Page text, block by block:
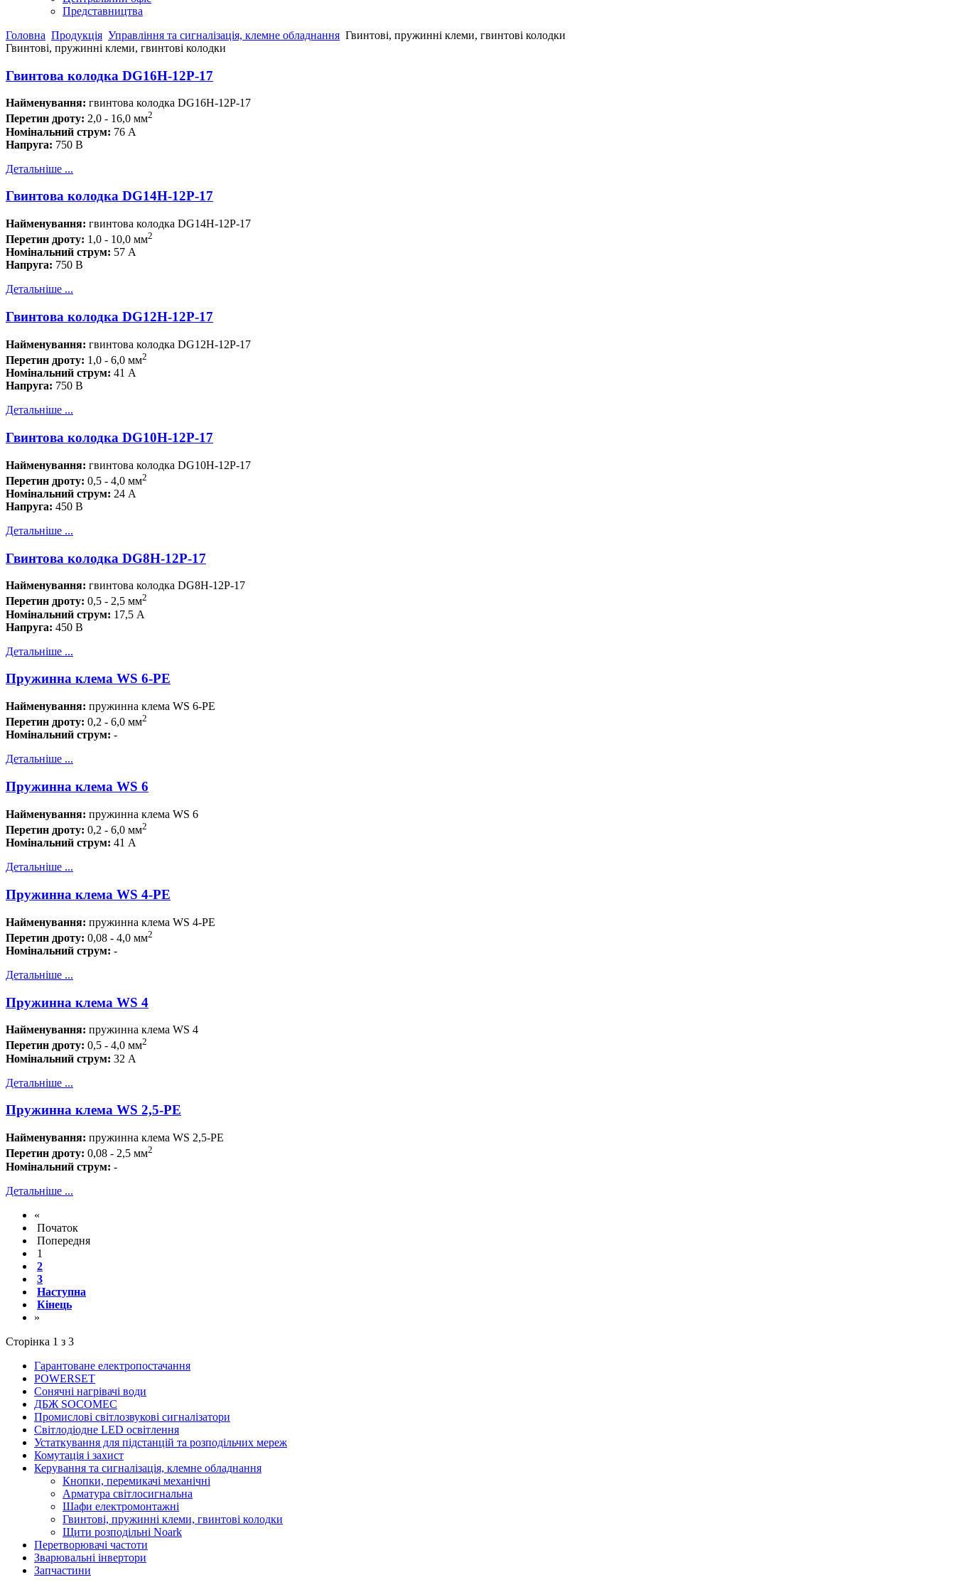
Представництва
Головна Продукція Управління та сигналізація, клемне обладнання Гвинтові, пружинні клеми, гвинтові колодки
Гвинтові, пружинні клеми, гвинтові колодки
Гвинтова колодка DG16H-12P-17
Найменування: гвинтова колодка DG16H-12P-17
Перетин дроту: 2,0 - 16,0 мм2
Номінальний струм: 76 А
Напруга: 750 В
Детальніше ...
Гвинтова колодка DG14H-12P-17
Найменування: гвинтова колодка DG14H-12P-17
Перетин дроту: 1,0 - 10,0 мм2
Номінальний струм: 57 А
Напруга: 750 В
Детальніше ...
Гвинтова колодка DG12H-12P-17
Найменування: гвинтова колодка DG12H-12P-17
Перетин дроту: 1,0 - 6,0 мм2
Номінальний струм: 41 А
Напруга: 750 В
Детальніше ...
Гвинтова колодка DG10H-12P-17
Найменування: гвинтова колодка DG10H-12P-17
Перетин дроту: 0,5 - 4,0 мм2
Номінальний струм: 24 А
Напруга: 450 В
Детальніше ...
Гвинтова колодка DG8H-12P-17
Найменування: гвинтова колодка DG8H-12P-17
Перетин дроту: 0,5 - 2,5 мм2
Номінальний струм: 17,5 А
Напруга: 450 В
Детальніше ...
Пружинна клема WS 6-PE
Найменування: пружинна клема WS 6-PE
Перетин дроту: 0,2 - 6,0 мм2
Номінальний струм: -
Детальніше ...
Пружинна клема WS 6
Найменування: пружинна клема WS 6
Перетин дроту: 0,2 - 6,0 мм2
Номінальний струм: 41 А
Детальніше ...
Пружинна клема WS 4-PE
Найменування: пружинна клема WS 4-PE
Перетин дроту: 0,08 - 4,0 мм2
Номінальний струм: -
Детальніше ...
Пружинна клема WS 4
Найменування: пружинна клема WS 4
Перетин дроту: 0,5 - 4,0 мм2
Номінальний струм: 32 А
Детальніше ...
Пружинна клема WS 2,5-PE
Найменування: пружинна клема WS 2,5-PE
Перетин дроту: 0,08 - 2,5 мм2
Номінальний струм: -
Детальніше ...
«
Початок
Попередня
1
2
3
Наступна
Кінець
»
Сторінка 1 з 3
Гарантоване електропостачання
POWERSET
Сонячні нагрівачі води
ДБЖ SOCOMEC
Промислові світлозвукові сигналізатори
Світлодіодне LED освітлення
Устаткування для підстанцій та розподільчих мереж
Комутація і захист
Керування та сигналізація, клемне обладнання
Кнопки, перемикачі механічні
Арматура світлосигнальна
Шафи електромонтажні
Гвинтові, пружинні клеми, гвинтові колодки
Щити розподільні Noark
Перетворювачі частоти
Зварювальні інвертори
Запчастини